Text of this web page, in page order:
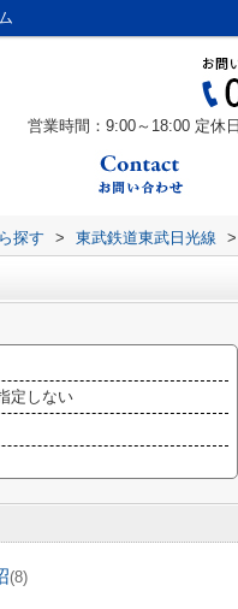
営業時間：9:00～18:00 定休
探す > 東武鉄道東武日光線 >
定しない
(8)